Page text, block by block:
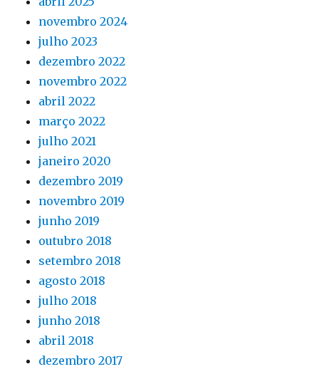
novembro 2024
julho 2023
dezembro 2022
novembro 2022
abril 2022
março 2022
julho 2021
janeiro 2020
dezembro 2019
novembro 2019
junho 2019
outubro 2018
setembro 2018
agosto 2018
julho 2018
junho 2018
abril 2018
dezembro 2017